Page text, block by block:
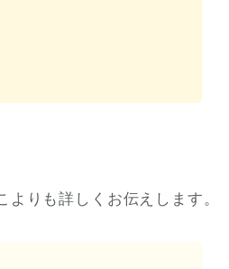
りも詳しくお伝えします。